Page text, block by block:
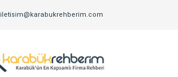
iletisim@karabukrehberim.com